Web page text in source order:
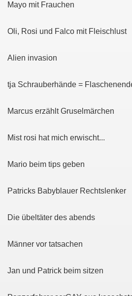
Mayo mit Frauchen
Oli, Rosi und Falco mit Fleischlust
Alien invasion
tja Schrauberhände =
Marcus erzählt Gruselmärchen
Mist rosi hat mich erwischt...
Mario beim tips geben
Patricks Babyblauer Rechtslenker
Die übeltäter des abends
Männer vor tatsachen
Jan und Patrick beim sitzen